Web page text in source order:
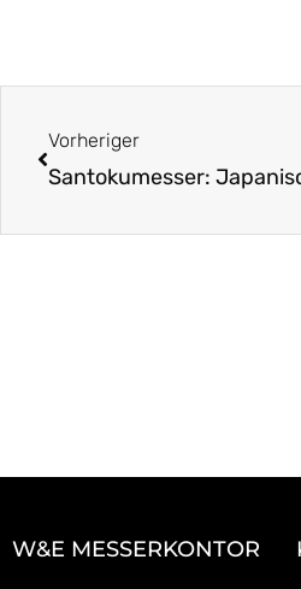
Vorheriger
Santokumesser:
W&E MESSERKONTOR